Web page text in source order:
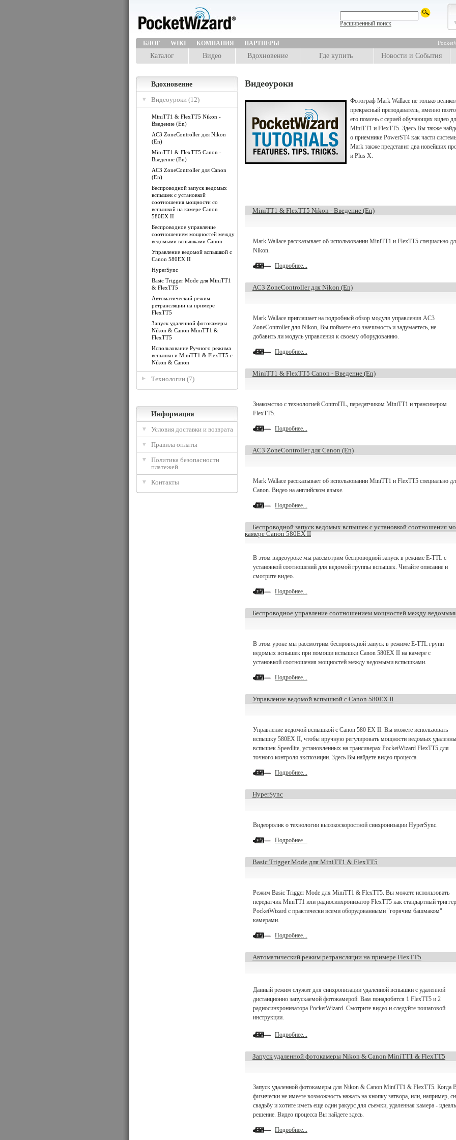
Расширенный поиск
БЛОГ WIKI КОМПАНИЯ ПАРТНЕРЫ
Каталог Видео Вдохновение Где купить Новости и События
Вдохновение
Видеоуроки (12)
MiniTT1 & FlexTT5 Nikon -
Введение (En)
AC3 ZoneController для Nikon
(En)
MiniTT1 & FlexTT5 Canon -
Введение (En)
AC3 ZoneController для Canon
(En)
Беспроводной запуск ведомых
вспышек с установкой
соотношения мощности со
вспышкой на камере Canon
580EX II
Беспроводное управление
соотношением мощностей между
ведомыми вспышками Canon
Управление ведомой вспышкой с
Canon 580EX II
HyperSync
Basic Trigger Mode для MiniTT1
& FlexTT5
Автоматический режим
ретрансляции на примере
FlexTT5
Запуск удаленной фотокамеры
Nikon & Canon MiniTT1 &
FlexTT5
Использование Ручного режима
вспышки и MiniTT1 & FlexTT5 с
Nikon & Canon
Технологии (7)
Информация
Условия доставки и возврата
Правила оплаты
Политика безопасности
платежей
Контакты
Видеоуроки
Фотограф Mark Wallace не только
прекрасный преподаватель, именно
его помочь с серией обучающих видео
MiniTT1 и FlexTT5. Здесь Вы также
о приемнике PowerST4 как части
Mark также представит два новейших
и Plus X.
MiniTT1 & FlexTT5 Nikon - Введение (En)
Mark Wallace рассказывает об использовании MiniTT1 и FlexTT5 специально
Nikon.
Подробнее...
AC3 ZoneController для Nikon (En)
Mark Wallace приглашает на подробный обзор модуля управления AC3
ZoneController для Nikon, Вы поймете его значимость и задумаетесь, не
добавить ли модуль управления к своему оборудованию.
Подробнее...
MiniTT1 & FlexTT5 Canon - Введение (En)
Знакомство с технологией ControlTL, передатчиком MiniTT1 и трансивером
FlexTT5.
Подробнее...
AC3 ZoneController для Canon (En)
Mark Wallace рассказывает об использовании MiniTT1 и FlexTT5 специально
Canon. Видео на английском языке.
Подробнее...
Беспроводной запуск ведомых вспышек с установкой соотношения
камере Canon 580EX II
В этом видеоуроке мы рассмотрим беспроводной запуск в режиме E-TTL с
установкой соотношений для ведомой группы вспышек. Читайте описание и
смотрите видео.
Подробнее...
Беспроводное управление соотношением мощностей между
В этом уроке мы рассмотрим беспроводной запуск в режиме E-TTL групп
ведомых вспышек при помощи вспышки Canon 580EX II на камере с
установкой соотношения мощностей между ведомыми вспышками.
Подробнее...
Управление ведомой вспышкой с Canon 580EX II
Управление ведомой вспышкой с Canon 580 EX II. Вы можете использовать
вспышку 580EX II, чтобы вручную регулировать мощности ведомых
вспышек Speedlite, установленных на трансиверах PocketWizard FlexTT5 для
точного контроля экспозиции. Здесь Вы найдете видео процесса.
Подробнее...
HyperSync
Видеоролик о технологии высокоскоростной синхронизации HyperSync.
Подробнее...
Basic Trigger Mode для MiniTT1 & FlexTT5
Режим Basic Trigger Mode для MiniTT1 & FlexTT5. Вы можете использовать
передатчик MiniTT1 или радиосинхронизатор FlexTT5 как стандартный триггер
PocketWizard с практически всеми оборудованными "горячим башмаком"
камерами.
Подробнее...
Автоматический режим ретрансляции на примере FlexTT5
Данный режим служит для синхронизации удаленной вспышки с удаленной
дистанционно запускаемой фотокамерой. Вам понадобятся 1 FlexTT5 и 2
радиосинхронизатора PocketWizard. Смотрите видео и следуйте пошаговой
инструкции.
Подробнее...
Запуск удаленной фотокамеры Nikon & Canon MiniTT1 & FlexTT5
Запуск удаленной фотокамеры для Nikon & Canon MiniTT1 & FlexTT5. Когда
физически не имеете возможность нажать на кнопку затвора, или, например,
свадьбу и хотите иметь еще один ракурс для съемки, удаленная камера -
решение. Видео процесса Вы найдете здесь.
Подробнее...